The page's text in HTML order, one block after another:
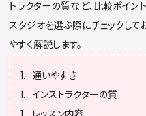
トラクターの質など、比較ポイン
スタジオを選ぶ際にチェックして
やすく解説します。
通いやすさ
インストラクターの質